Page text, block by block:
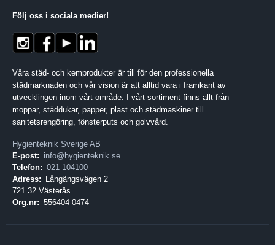
Följ oss i sociala medier!
Våra städ- och kemprodukter är till för den professionella
städmarknaden och vår vision är att alltid vara i framkant av
utvecklingen inom vårt område. I vårt sortiment finns allt från
moppar, städdukar, papper, plast och städmaskiner till
sanitetsrengöring, fönsterputs och golvvård.
Hygienteknik Sverige AB
E-post: info@hygienteknik.se
Telefon: 021-104100
Adress: Långängsvägen 2
721 32 Västerås
Org.nr: 556404-0474